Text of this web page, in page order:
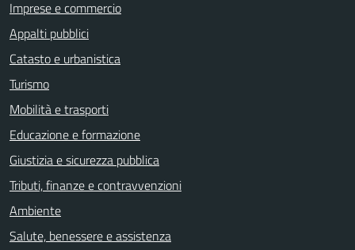
Imprese e commercio
Appalti pubblici
Catasto e urbanistica
Turismo
Mobilità e trasporti
Educazione e formazione
Giustizia e sicurezza pubblica
Tributi, finanze e contravvenzioni
Ambiente
Salute, benessere e assistenza